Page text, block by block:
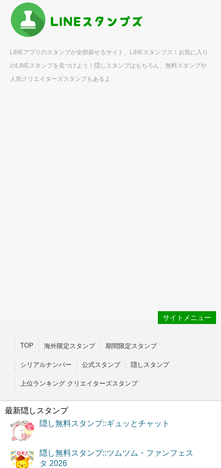
LINEアプリのスタンプが全部探せるサイト、LINEスタンプズ！お気に入り
のLINEスタンプを見つけよう！隠しスタンプはもちろん、無料スタンプや
人気クリエイターズスタンプもあるよ
サイトメニュー
TOP 海外限定スタンプ 期間限定スタンプ
シリアルナンバー 公式スタンプ 隠しスタンプ
上位ランキング クリエイターズスタンプ
最新隠しスタンプ
隠し無料スタンプ::ギュッとチャット
隠し無料スタンプ::ツムツム・ファンフェス
タ 2026